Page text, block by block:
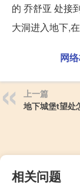
的 乔舒亚 处接
大洞进入地下,
网
上一篇
地下城堡t望处
相关问题